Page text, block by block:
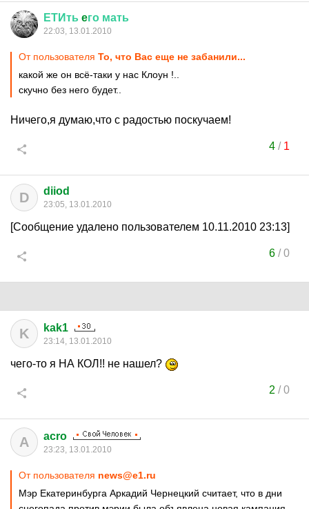
ЕТИть eго мать
22:03, 13.01.2010
От пользователя То, что Вас еще не забанили...
какой же он всё-таки у нас Клоун !..
скучно без него будет..
Ничего,я думаю,что с радостью поскучаем!
4/ 1
D diiod
23:05, 13.01.2010
[Сообщение удалено пользователем 10.11.2010 23:13]
6/0
K kak1
23:14, 13.01.2010
чего-то я НА КОЛ!! не нашел?
2 /0
A acro
23:23, 13.01.2010
От пользователя news@e1.ru
Мэр Екатеринбурга Аркадий Чернецкий считает, что в дни